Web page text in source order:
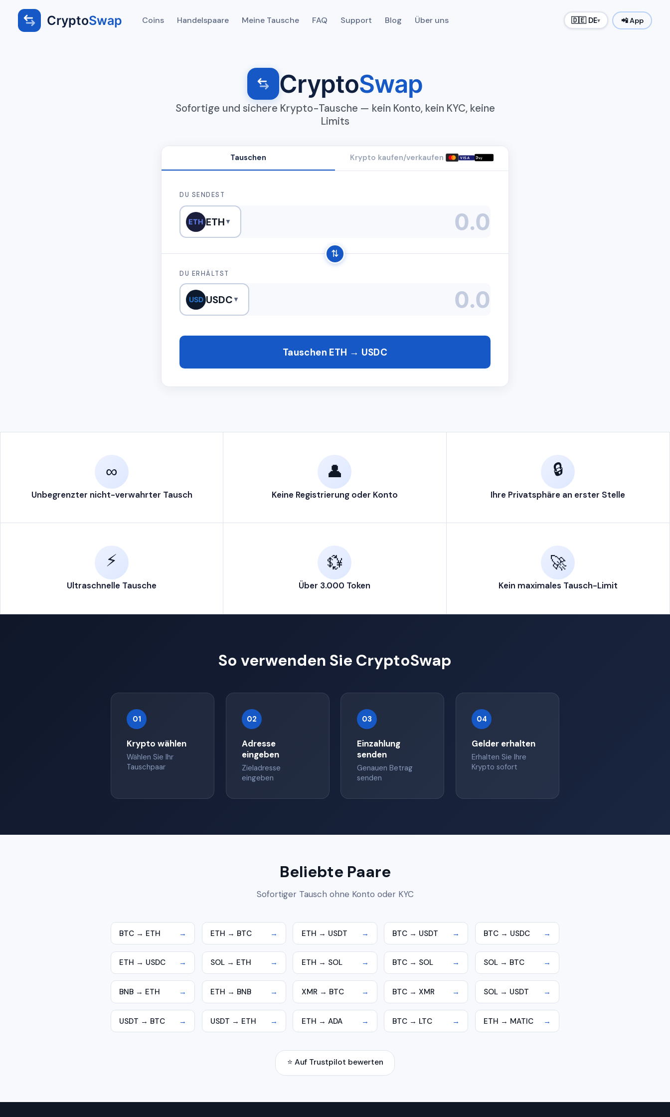
CryptoSwap Coins Handelspaare Meine Tausche FAQ Support Blog Über uns 🇩🇪 DE▾ 📲 App
CryptoSwap
Sofortige und sichere Krypto-Tausche — kein Konto, kein KYC, keine
Limits
Tauschen Krypto kaufen/verkaufen VISA Pay

DU SENDEST
ETH ETH▼
⇅
DU ERHÄLTST
USD USDC▼
Tauschen ETH → USDC
2 Einzahlung
DU SENDEST
📬 Wohin sollen wir deine
📋 Einfügen
🔒
Deine Mittel gehen direkt an diese Adresse. Kein Konto erforderlich — wir
halten nie deine Kryptowährung.
∞
Unbegrenzter nicht-verwahrter Tausch
👤
Keine Registrierung oder Konto
🔒
Ihre Privatsphäre an erster Stelle
⚡
Ultraschnelle Tausche
💱
Über 3.000 Token
🚀
Kein maximales Tausch-Limit
So verwenden Sie CryptoSwap
01
Krypto wählen
Wählen Sie Ihr
Tauschpaar
02
Adresse
eingeben
Zieladresse
eingeben
03
Einzahlung
senden
Genauen Betrag
senden
04
Gelder erhalten
Erhalten Sie Ihre
Krypto sofort
Beliebte Paare
Sofortiger Tausch ohne Konto oder KYC
BTC → ETH → ETH → BTC → ETH → USDT → BTC → USDT → BTC → USDC →
ETH → USDC → SOL → ETH → ETH → SOL → BTC → SOL → SOL → BTC →
BNB → ETH → ETH → BNB → XMR → BTC → BTC → XMR → SOL → USDT →
USDT → BTC → USDT → ETH → ETH → ADA → BTC → LTC → ETH → MATIC →
⭐ Auf Trustpilot bewerten